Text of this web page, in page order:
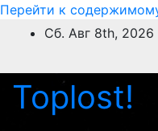
Перейти к
Сб. Авг 8th, 2026
Toplost!